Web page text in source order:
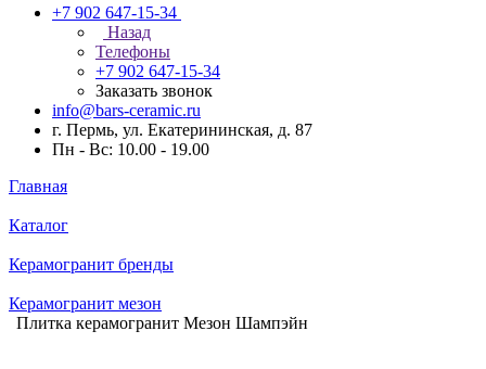
+7 902 647-15-34
Назад
Телефоны
+7 902 647-15-34
Заказать звонок
info@bars-ceramic.ru
г. Пермь, ул. Екатерининская, д. 87
Пн - Вс: 10.00 - 19.00
Главная
Каталог
Керамогранит бренды
Керамогранит мезон
Плитка керамогранит Мезон Шампэйн